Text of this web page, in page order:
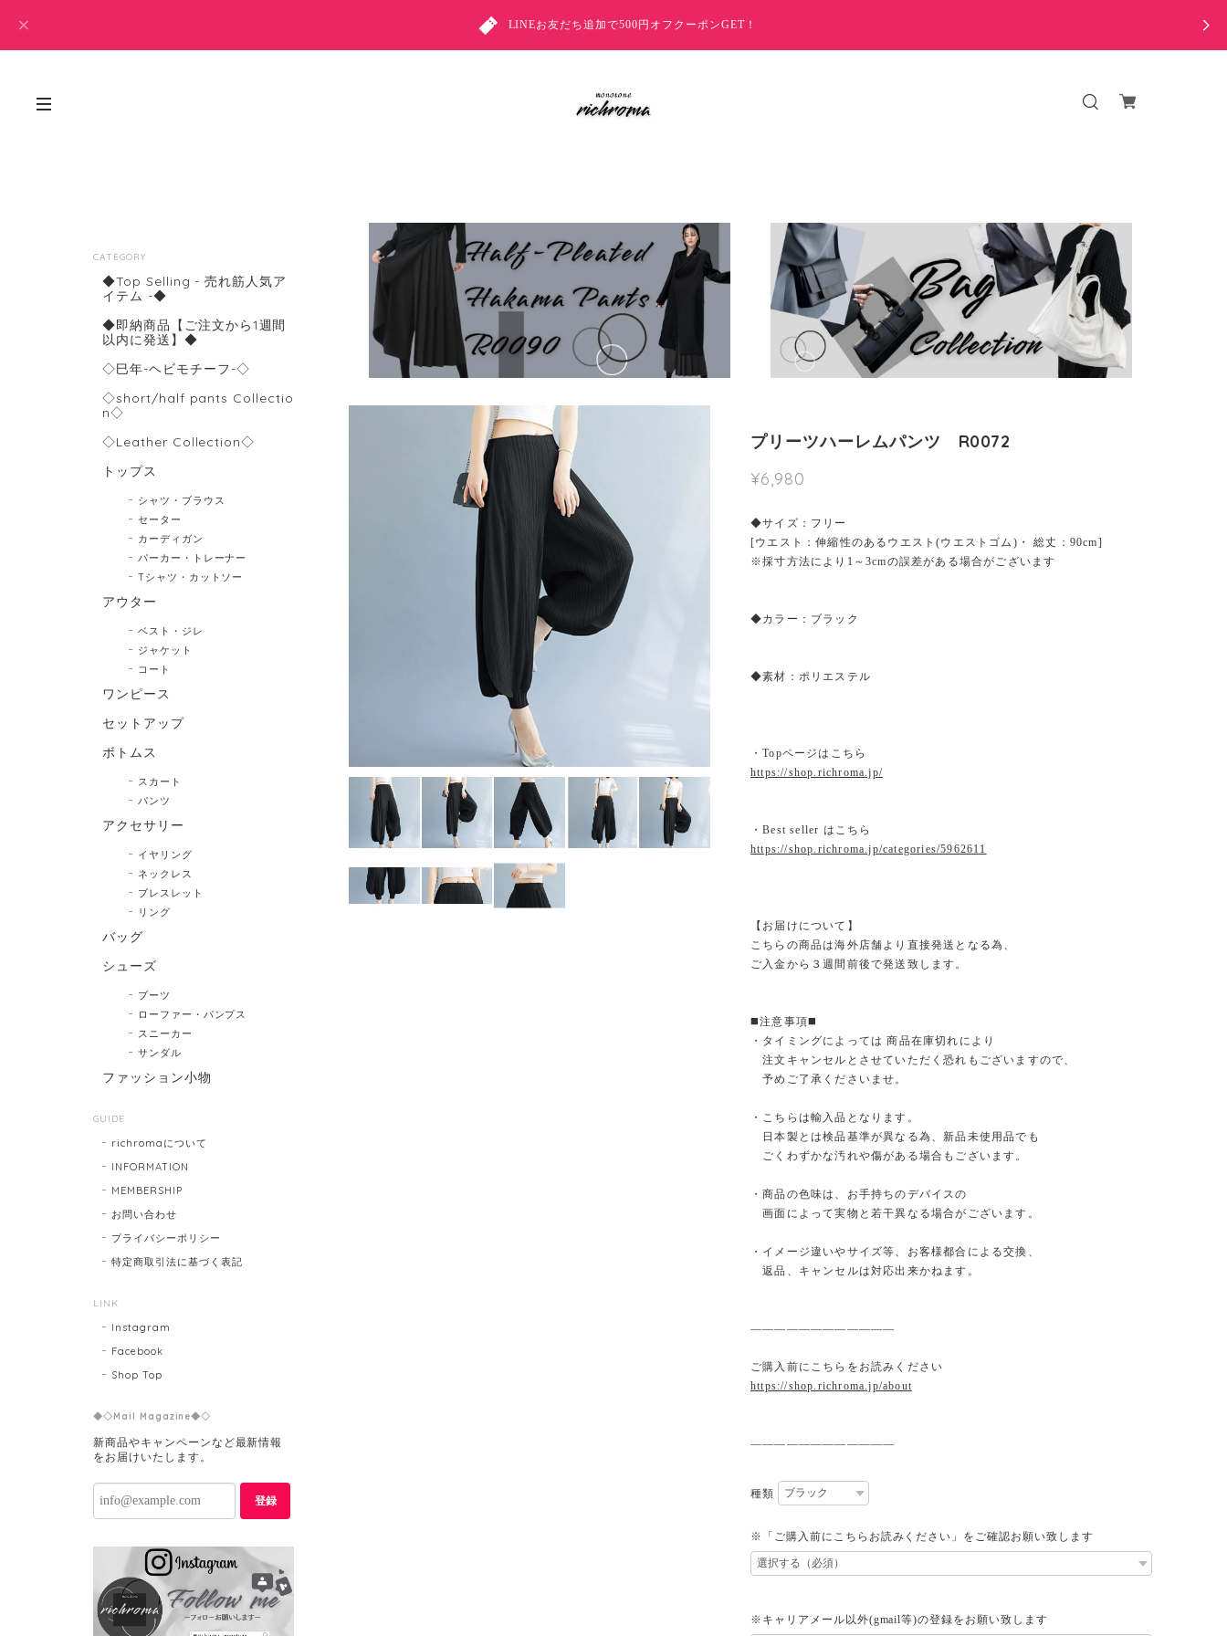
LINEお友だち追加で500円オフクーポンGET！
プリーツハーレムパンツ R0072
¥6,980
◆サイズ：フリー
[ウエスト：伸縮性のあるウエスト(ウエストゴム)・ 総丈：90cm]
※採寸方法により1～3cmの誤差がある場合がございます
◆カラー：ブラック
◆素材：ポリエステル
・Topページはこちら
https://shop.richroma.jp/
・Best seller はこちら
https://shop.richroma.jp/categories/5962611
【お届けについて】
こちらの商品は海外店舗より直接発送となる為、
ご入金から３週間前後で発送致します。
◼️注意事項◼️
・タイミングによっては 商品在庫切れにより
注文キャンセルとさせていただく恐れもございますので、
予めご了承くださいませ。
・こちらは輸入品となります。
日本製とは検品基準が異なる為、新品未使用品でも
ごくわずかな汚れや傷がある場合もございます。
・商品の色味は、お手持ちのデバイスの
画面によって実物と若干異なる場合がございます。
・イメージ違いやサイズ等、お客様都合による交換、
返品、キャンセルは対応出来かねます。
————————————
ご購入前にこちらをお読みください
https://shop.richroma.jp/about
————————————
種類
※「ご購入前にこちらお読みください」をご確認お願い致します
※キャリアメール以外(gmail等)の登録をお願い致します
CATEGORY
◆Top Selling - 売れ筋人気ア
イテム -◆
◆即納商品【ご注文から1週間
以内に発送】◆
◇巳年-ヘビモチーフ-◇
◇short/half pants Collectio
n◇
◇Leather Collection◇
トップス
シャツ・ブラウス
セーター
カーディガン
パーカー・トレーナー
Tシャツ・カットソー
アウター
ベスト・ジレ
ジャケット
コート
ワンピース
セットアップ
ボトムス
スカート
パンツ
アクセサリー
イヤリング
ネックレス
ブレスレット
リング
バッグ
シューズ
ブーツ
ローファー・パンプス
スニーカー
サンダル
ファッション小物
GUIDE
richromaについて
INFORMATION
MEMBERSHIP
お問い合わせ
プライバシーポリシー
特定商取引法に基づく表記
LINK
Instagram
Facebook
Shop Top
◆◇Mail Magazine◆◇
新商品やキャンペーンなど最新情報
をお届けいたします。
登録